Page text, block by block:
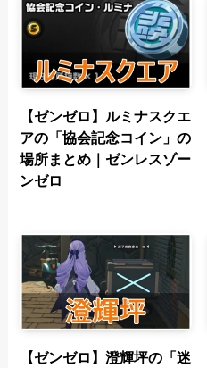
【ゼンゼロ】ルミナスクエ
アの「協会記念コイン」の
場所まとめ｜ゼンレスゾー
ンゼロ
【ゼンゼロ】澄輝坪の「迷